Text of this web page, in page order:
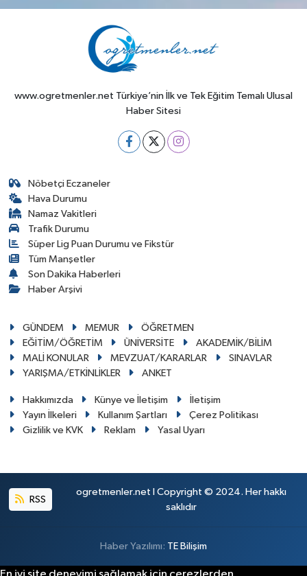
www.ogretmenler.net Türkiye’nin İlk ve Tek Eğitim Temalı Ulusal
Haber Sitesi
Nöbetçi Eczaneler
Hava Durumu
Namaz Vakitleri
Trafik Durumu
Süper Lig Puan Durumu ve Fikstür
Tüm Manşetler
Son Dakika Haberleri
Haber Arşivi
GÜNDEM MEMUR
ÖĞRETMEN
EĞİTİM/ÖĞRETİM
ÜNİVERSİTE
AKADEMİK/BİLİM
MALİ KONULAR
MEVZUAT/KARARLAR
SINAVLAR
YARIŞMA/ETKİNLİKLER
ANKET
Hakkımızda Künye ve İletişim
İletişim
Yayın İlkeleri
Kullanım Şartları
Çerez Politikası
Gizlilik ve KVK
Reklam Yasal Uyarı
RSS
ogretmenler.net I Copyright © 2024. Her hakkı
saklıdır
Haber Yazılımı: TE Bilişim